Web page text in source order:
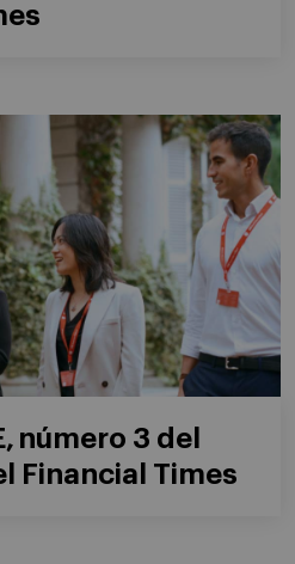
número 3 del
Financial Times